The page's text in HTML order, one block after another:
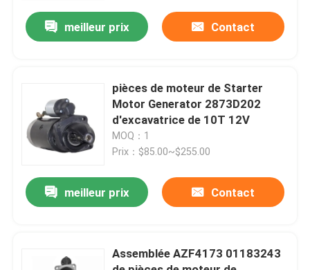
Visite d'usine
Contrôle de qualité
Contactez-nous
Nouvelles
Excavatrice Spare Part
meilleur prix Contact
pièces de moteur de Starter
Motor Generator 2873D202
d'excavatrice de 10T 12V
MOQ：1
Prix：$85.00~$255.00
meilleur prix Contact
Assemblée AZF4173 01183243